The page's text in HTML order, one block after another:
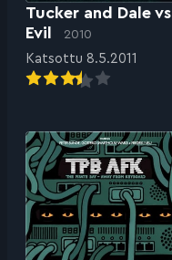
Tucker and Dale vs
Evil
2010
Katsottu 8.5.2011